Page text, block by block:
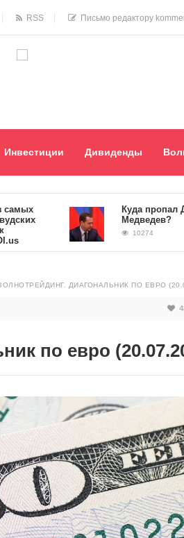
RSS Письмо редактору
Инвестиции Дивиденды
Куда пропал
Медведев?
10274
ДИАГОНАЛЬНИК ПО ЕВРО
по евро